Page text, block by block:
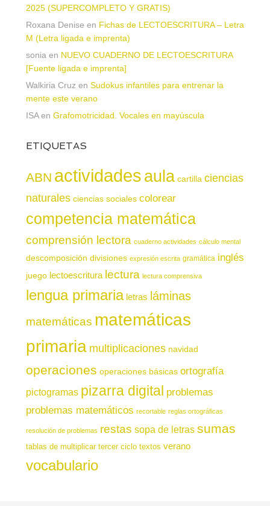
2025 (SUPERCOMPLETO Y GRATIS)
Roxana Denise en Fichas de LECTOESCRITURA – Letra
M (Letra ligada e imprenta)
sonia en NUEVO CUADERNO DE LECTOESCRITURA
[Fuente ligada e imprenta]
Walkiria Cruz en Sudokus infantiles para entrenar la
mente este verano
ISAen Grafomotricidad. Vocales en mayúscula
ETIQUETAS
ABN actividadesaula cartilla ciencias
naturales ciencias sociales colorear
competencia matemática
comprensión lectora cuaderno actividades cálculo mental
descomposición divisiones expresión escrita gramática inglés
juego lectoescritura lectura lectura comprensiva
lengua primaria letras láminas
matemáticas matemáticas
primaria multiplicaciones navidad
operaciones operaciones básicas ortografía
pictogramas pizarra digital problemas
problemas matemáticos recortable reglas ortográficas
resolución de problemas restas sopa de letras sumas
tablas de multiplicar tercer ciclo textos verano
vocabulario